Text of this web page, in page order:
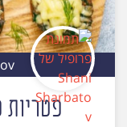
פטריות